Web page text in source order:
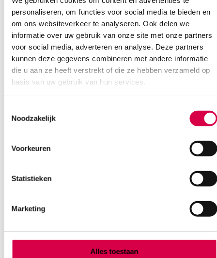
personaliseren, om functies voor social media te bieden en
om ons websiteverkeer te analyseren. Ook delen we
informatie over uw gebruik van onze site met onze partners
voor social media, adverteren en analyse. Deze partners
kunnen deze gegevens combineren met andere informatie
die u aan ze heeft verstrekt of die ze hebben verzameld op
basis van uw gebruik van hun services.
Noodzakelijk
Voorkeuren
Statistieken
Marketing
Alles toestaan
50.97incl. BTW